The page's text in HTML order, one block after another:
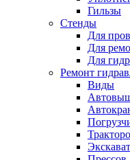
Гильзы
Стенды
Для
Для
Для
Ремонт
Виды